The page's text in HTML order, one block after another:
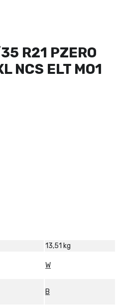
R21 PZERO
NCS ELT MO1
13,51 kg
W
B